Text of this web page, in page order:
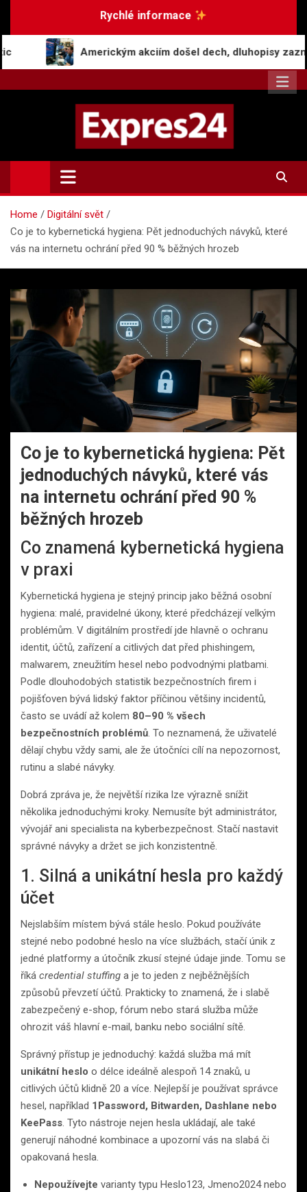
Rychlé informace
akciím došel dech, dluhopisy zaznamenaly pokles v
Expres24.cz
Rychlé zprávy po celý den
Home
Digitální svět
Co je to kybernetická hygiena: Pět jednoduchých návyků, které
vás na internetu ochrání před 90 % běžných hrozeb
Co je to kybernetická hygiena: Pět
jednoduchých návyků, které vás
na internetu ochrání před 90 %
běžných hrozeb
Co znamená kybernetická hygiena
v praxi
Kybernetická hygiena je stejný princip jako běžná osobní
hygiena: malé, pravidelné úkony, které předcházejí velkým
problémům. V digitálním prostředí jde hlavně o ochranu
identit, účtů, zařízení a citlivých dat před phishingem,
malwarem, zneužitím hesel nebo podvodnými platbami.
Podle dlouhodobých statistik bezpečnostních firem i
pojišťoven bývá lidský faktor příčinou většiny incidentů,
často se uvádí až kolem 80–90 % všech
bezpečnostních problémů . To neznamená, že uživatelé
dělají chybu vždy sami, ale že útočníci cílí na nepozornost,
rutinu a slabé návyky.
Dobrá zpráva je, že největší rizika lze výrazně snížit
několika jednoduchými kroky. Nemusíte být administrátor,
vývojář ani specialista na kyberbezpečnost. Stačí nastavit
správné návyky a držet se jich konzistentně.
1. Silná a unikátní hesla pro každý
účet
Nejslabším místem bývá stále heslo. Pokud používáte
stejné nebo podobné heslo na více službách, stačí únik z
jedné platformy a útočník zkusí stejné údaje jinde. Tomu se
říká credential stuffing a je to jeden z nejběžnějších
způsobů převzetí účtů. Prakticky to znamená, že i slabě
zabezpečený e-shop, fórum nebo stará služba může
ohrozit váš hlavní e-mail, banku nebo sociální sítě.
Správný přístup je jednoduchý: každá služba má mít
unikátní heslo o délce ideálně alespoň 14 znaků, u
citlivých účtů klidně 20 a více. Nejlepší je používat správce
hesel, například 1Password, Bitwarden, Dashlane nebo
KeePass . Tyto nástroje nejen hesla ukládají, ale také
generují náhodné kombinace a upozorní vás na slabá či
opakovaná hesla.
Nepoužívejte varianty typu Heslo123, Jmeno2024 nebo